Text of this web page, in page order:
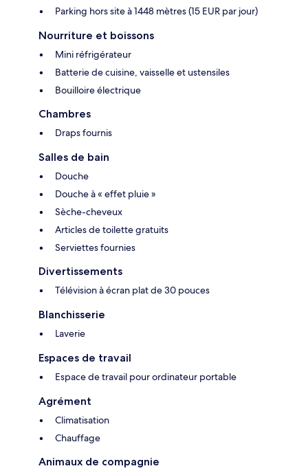
Parking hors site à 1448 mètres (15 EUR par jour)
Nourriture et boissons
Mini réfrigérateur
Batterie de cuisine, vaisselle et ustensiles
Bouilloire électrique
Chambres
Draps fournis
Salles de bain
Douche
Douche à « effet pluie »
Sèche-cheveux
Articles de toilette gratuits
Serviettes fournies
Divertissements
Télévision à écran plat de 30 pouces
Blanchisserie
Laverie
Espaces de travail
Espace de travail pour ordinateur portable
Agrément
Climatisation
Chauffage
Animaux de compagnie